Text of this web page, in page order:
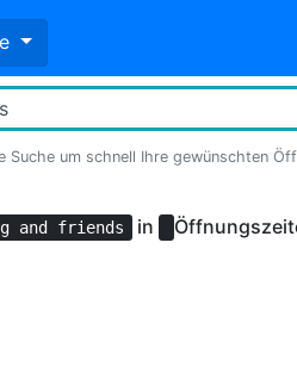
Suche um schnell Ihre gewünschten
and friends in